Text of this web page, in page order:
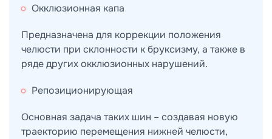
Окклюзионная капа
Предназначена для коррекции положения
челюсти при склонности к бруксизму, а также в
ряде других окклюзионных нарушений.
Репозиционирующая
Основная задача таких шин – создавая новую
траекторию перемещения нижней челюсти,